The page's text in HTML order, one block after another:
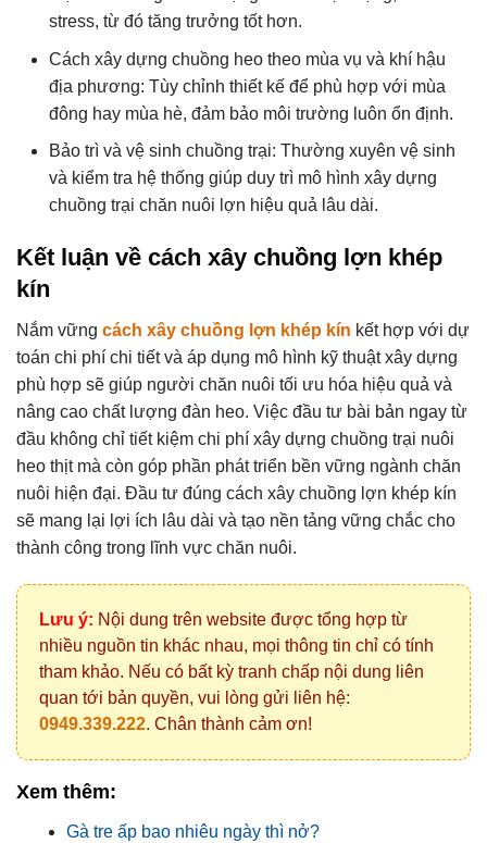
stress, từ đó tăng trưởng tốt hơn.
Cách xây dựng chuồng heo theo mùa vụ và khí hậu
địa phương: Tùy chỉnh thiết kế để phù hợp với mùa
đông hay mùa hè, đảm bảo môi trường luôn ổn định.
Bảo trì và vệ sinh chuồng trại: Thường xuyên vệ sinh
và kiểm tra hệ thống giúp duy trì mô hình xây dựng
chuồng trại chăn nuôi lợn hiệu quả lâu dài.
Kết luận về cách xây chuồng lợn khép
kín
Nắm vững cách xây chuồng lợn khép kín kết hợp với dự
toán chi phí chi tiết và áp dụng mô hình kỹ thuật xây dựng
phù hợp sẽ giúp người chăn nuôi tối ưu hóa hiệu quả và
nâng cao chất lượng đàn heo. Việc đầu tư bài bản ngay từ
đầu không chỉ tiết kiệm chi phí xây dựng chuồng trại nuôi
heo thịt mà còn góp phần phát triển bền vững ngành chăn
nuôi hiện đại. Đầu tư đúng cách xây chuồng lợn khép kín
sẽ mang lại lợi ích lâu dài và tạo nền tảng vững chắc cho
thành công trong lĩnh vực chăn nuôi.
Lưu ý: Nội dung trên website được tổng hợp từ
nhiều nguồn tin khác nhau, mọi thông tin chỉ có tính
tham khảo. Nếu có bất kỳ tranh chấp nội dung liên
quan tới bản quyền, vui lòng gửi liên hệ:
0949.339.222. Chân thành cảm ơn!
Xem thêm:
Gà tre ấp bao nhiêu ngày thì nở?